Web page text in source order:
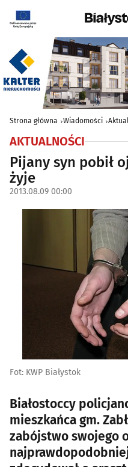
Strona główna Wiadomości
AKTUALNOŚCI
Pijany syn pobił
żyje
2013.08.09 00:00
Fot: KWP Białystok
Białostoccy
mieszkańca gm.
zabójstwo swojego